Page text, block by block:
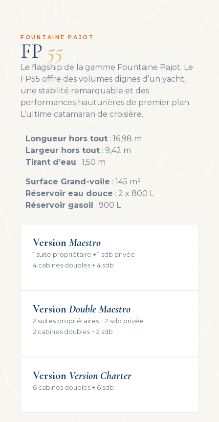
FOUNTAINE PAJOT
FP 55
Le flagship de la gamme Fountaine Pajot. Le
FP55 offre des volumes dignes d’un yacht,
une stabilité remarquable et des
performances hauturières de premier plan.
L’ultime catamaran de croisière.
Longueur hors tout : 16,98 m
Largeur hors tout : 9,42 m
Tirant d’eau : 1,50 m
Surface Grand-voile : 145 m²
Réservoir eau douce : 2 x 800 L
Réservoir gasoil : 900 L
Version Maestro
1 suite propriétaire + 1 sdb privée
4 cabines doubles + 4 sdb
Version Double Maestro
2 suites propriétaires + 2 sdb privée
2 cabines doubles + 2 sdb
Version Version Charter
6 cabines doubles + 6 sdb